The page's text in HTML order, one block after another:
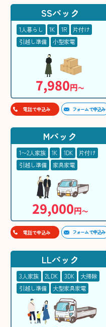
SSパック
1人暮らし 1K 1R
片付け
引越し準備
小型家電
7,980円〜
電話で申込み フォームで申込み
Mパック
1〜2人家族 1K 1DK
片付け
引越し準備
家具家電
29,000円〜
電話で申込み フォームで申込み
LLパック
3人家族 2LDK 3DK
大掃除
引越し準備
大型家具家電